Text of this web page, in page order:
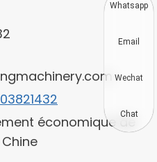
économique de
Whatsapp
Email
Wechat
Chat